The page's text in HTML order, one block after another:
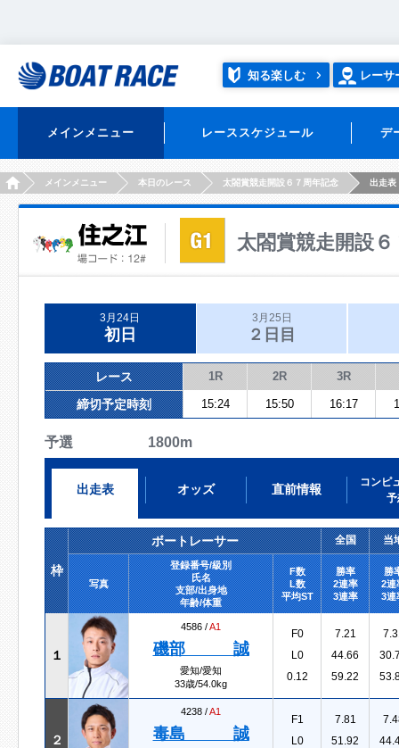
知る楽しむ レーサ
メインメニュー レーススケジュール デ
HOMEメインメニュー 本日のレース 太閤賞競走開設６７周年記念 出走表
太閤賞競走開設
3月24日
初日
3月25日
２日目
レース 1R 2R 3R
締切予定時刻 15:24 15:50 16:17
予選 1800m
出走表 オッズ 直前情報
コンピ
予
枠
ボートレーサー 全国 当
写真
登録番号/級別
氏名
支部/出身地
年齢/体重
F数
L数
平均ST
勝率
2連率
3連率
勝
2連
3連
１
4586 /A1
磯部 誠
愛知/愛知
33歳/54.0kg
F0
L0
0.12
7.21
44.66
59.22
２
4238 /A1
毒島 誠
F1
L0
7.81
51.92